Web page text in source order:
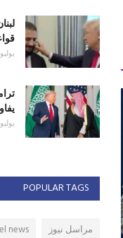
يوليو 25, 2026
يوليو 25, 2026
POPULAR TAGS
مراسل نيوز news